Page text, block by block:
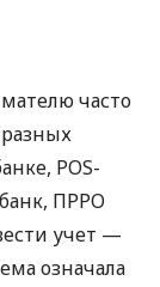
часто
POS-
ПРРО
учет —
означала